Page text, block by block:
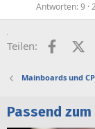
Antworten 9
Teilen:
Mainboards und
Passend zum